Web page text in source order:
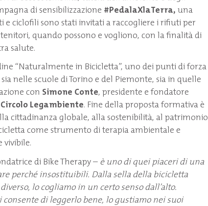
di sensibilizzazione #PedalaXlaTerra, una
e ciclofili sono stati invitati a raccogliere i rifiuti per
quando possono e vogliono, con la finalità di
salute.
“Naturalmente in Bicicletta”, uno dei punti di forza
nelle scuole di Torino e del Piemonte, sia in quelle
con Simone Conte, presidente e fondatore
Circolo Legambiente. Fine della proposta formativa è
cittadinanza globale, alla sostenibilità, al patrimonio
come strumento di terapia ambientale e
vivibile.
di Bike Therapy – è uno di quei piaceri di una
perché insostituibili. Dalla sella della bicicletta
lo cogliamo in un certo senso dall’alto.
consente di leggerlo bene, lo gustiamo nei suoi